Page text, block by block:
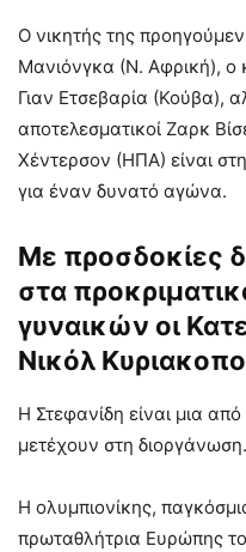
Ο νικητής της
Μανιόνγκα (Ν. Αφρική), ο
Γιαν Ετσεβαρία (Κούβα),
αποτελεσματικοί Ζαρκ
Χέντερσον (ΗΠΑ) είναι
για έναν δυνατό αγώνα.
Με προσδοκίες
στα
γυναικών οι
Νικόλ
Η Στεφανίδη είναι μια
μετέχουν στη διοργάνωση.
Η ολυμπιονίκης,
πρωταθλήτρια Ευρώπης